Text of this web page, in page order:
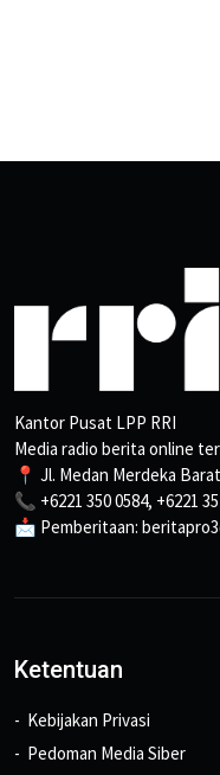
Kantor Pusat LPP RRI
Media radio berita online
📍 Jl. Medan Merdeka
📞 +6221 350 0584, +6221
📩 Pemberitaan:
Ketentuan
Kebijakan Privasi
Pedoman Media Siber